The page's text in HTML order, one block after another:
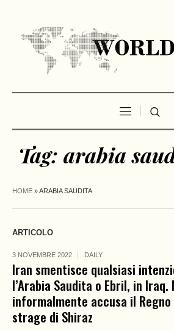
Tag: arabia
HOME »ARABIA SAUDITA
ARTICOLO
3 NOVEMBRE 2022 DAILY
Iran smentisce qualsiasi
l’Arabia Saudita o Ebril, in Iraq.
informalmente accusa il
strage di Shiraz